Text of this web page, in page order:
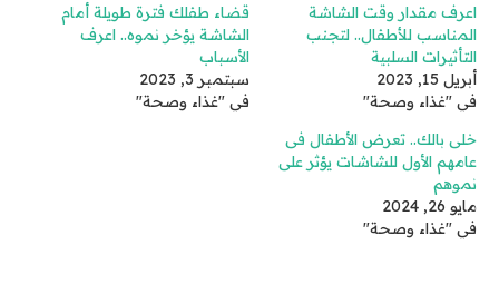
اعرف مقدار وقت الشاشة
المناسب للأطفال.. لتجنب
التأثيرات السلبية
أبريل 15, 2023
في "غذاء وصحة"
قضاء طفلك فترة طويلة أمام
الشاشة يؤخر نموه.. اعرف
الأسباب
سبتمبر 3, 2023
في "غذاء وصحة"
خلى بالك.. تعرض الأطفال فى
عامهم الأول للشاشات يؤثر على
نموهم
مايو 26, 2024
في "غذاء وصحة"